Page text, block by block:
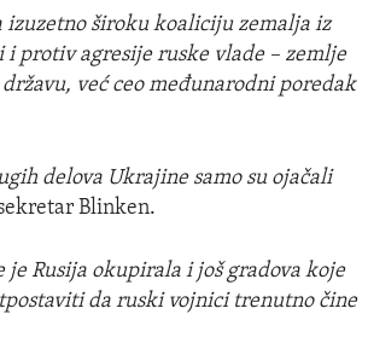
izuzetno široku koaliciju zemalja iz
protiv agresije ruske vlade – zemlje
već ceo međunarodni poredak
delova Ukrajine samo su ojačali
Blinken.
je Rusija okupirala i još gradova koje
da ruski vojnici trenutno čine